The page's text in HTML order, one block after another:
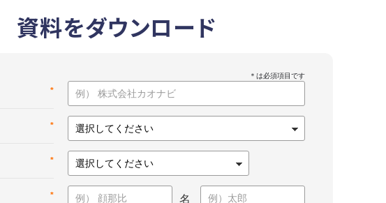
資料をダウンロード
*
*
*
* 名